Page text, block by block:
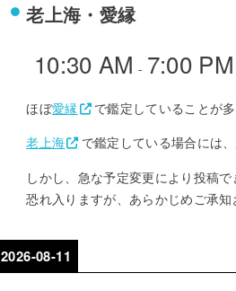
老上海・愛縁
10:30 AM - 7:00 PM
ほぼ愛縁
で鑑定していることが
老上海
で鑑定している場合には、
しかし、急な予定変更により投稿で
恐れ入りますが、あらかじめご承
2026-08-11